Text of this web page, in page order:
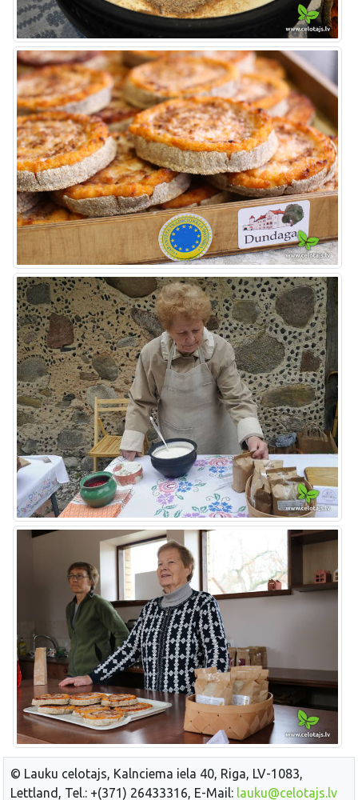
© Lauku celotajs, Kalnciema iela 40, Riga, LV-1083,
Lettland, Tel.: +(371) 26433316, E-Mail: lauku@celotajs.lv